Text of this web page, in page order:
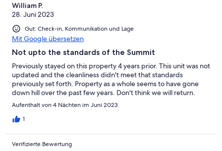
William P.
28. Juni 2023
Gut: Check-in, Kommunikation und Lage
Mit Google übersetzen
Not upto the standards of the Summit
Previously stayed on this property 4 years prior. This unit was not
updated and the cleanliness didn't meet that standards
previously set forth. Property as a whole seems to have gone
down hill over the past few years. Don't think we will return.
Aufenthalt von 4 Nächten im Juni 2023
1
Verifizierte Bewertung